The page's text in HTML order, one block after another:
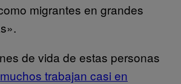
migrantes en grandes
de vida de estas personas
muchos trabajan casi en